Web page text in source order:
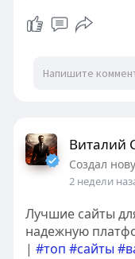
Виталий
Создал
2 недели
Лучшие сайты
надежную
| #топ #сайты